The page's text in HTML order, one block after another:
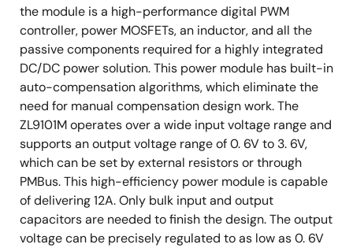
the module is a high-performance digital PWM
controller, power MOSFETs, an inductor, and all the
passive components required for a highly integrated
DC/DC power solution. This power module has built-in
auto-compensation algorithms, which eliminate the
need for manual compensation design work. The
ZL9101M operates over a wide input voltage range and
supports an output voltage range of 0. 6V to 3. 6V,
which can be set by external resistors or through
PMBus. This high-efficiency power module is capable
of delivering 12A. Only bulk input and output
capacitors are needed to finish the design. The output
voltage can be precisely regulated to as low as 0. 6V